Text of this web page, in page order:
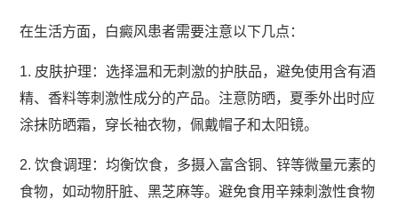
在生活方面，白癜风患者需要注意以下几点：
1. 皮肤护理：选择温和无刺激的护肤品，避免使用含有酒
精、香料等刺激性成分的产品。注意防晒，夏季外出时应
涂抹防晒霜，穿长袖衣物，佩戴帽子和太阳镜。
2. 饮食调理：均衡饮食，多摄入富含铜、锌等微量元素的
食物，如动物肝脏、黑芝麻等。避免食用辛辣刺激性食物